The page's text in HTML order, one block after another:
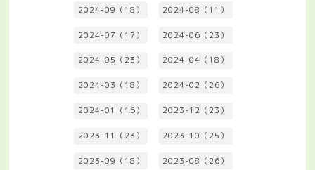
2024-09（18） 2024-08（11）
2024-07（17） 2024-06（23）
2024-05（23） 2024-04（18）
2024-03（18） 2024-02（26）
2024-01（16） 2023-12（23）
2023-11（23） 2023-10（25）
2023-09（18） 2023-08（26）